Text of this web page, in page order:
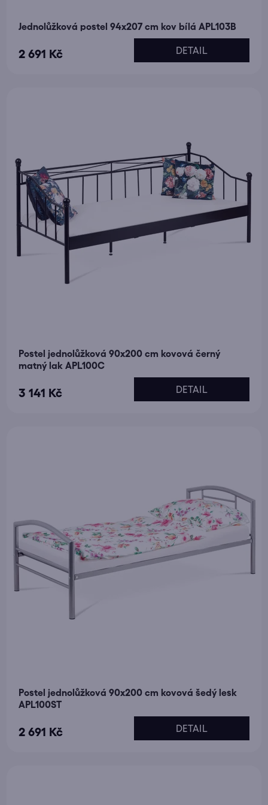
Jednolůžková postel 94x207 cm kov bílá APL103B
2 691 Kč DETAIL
Postel jednolůžková 90x200 cm kovová černý
matný lak APL100C
3 141 Kč DETAIL
Postel jednolůžková 90x200 cm kovová šedý lesk
APL100ST
2 691 Kč DETAIL